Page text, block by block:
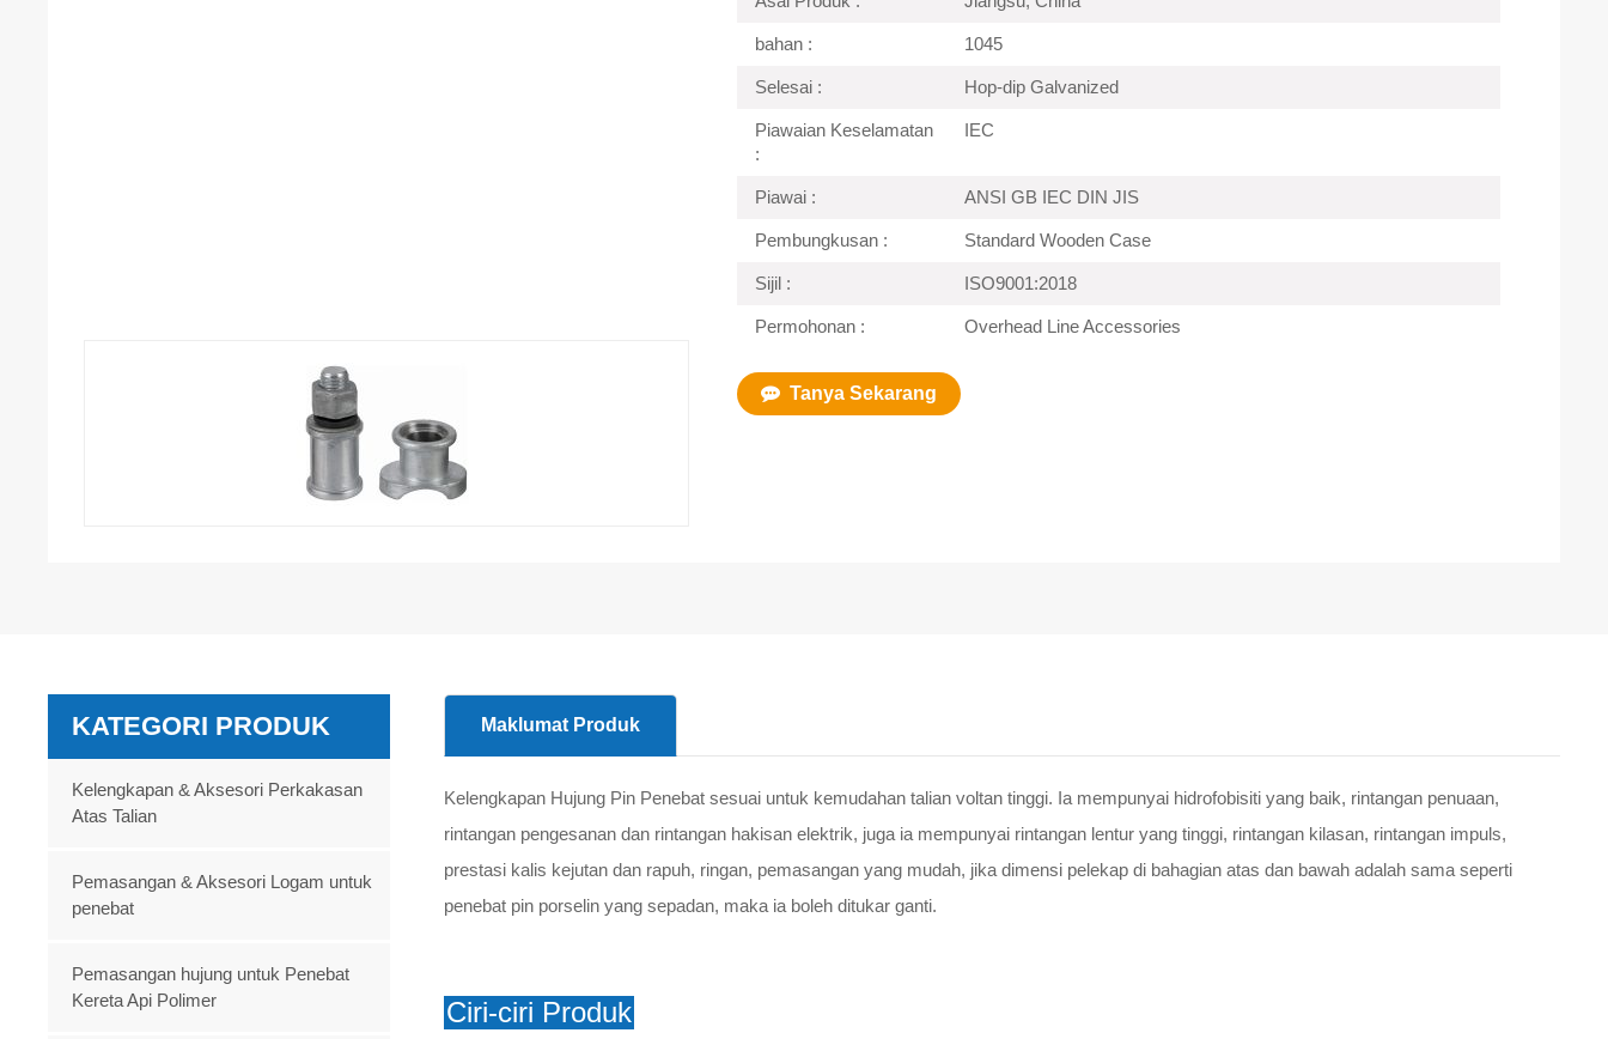
bahan : 1045
Selesai : Hop-dip Galvanized
Piawaian Keselamatan
:
IEC
Piawai : ANSI GB IEC DIN JIS
Pembungkusan : Standard Wooden Case
Sijil : ISO9001:2018
Permohonan : Overhead Line Accessories
Tanya Sekarang
Maklumat Produk
Kelengkapan Hujung Pin Penebat sesuai untuk kemudahan talian voltan tinggi. Ia mempunyai hidrofobisiti yang baik, rintangan penuaan,
rintangan pengesanan dan rintangan hakisan elektrik, juga ia mempunyai rintangan lentur yang tinggi, rintangan kilasan, rintangan impuls,
prestasi kalis kejutan dan rapuh, ringan, pemasangan yang mudah, jika dimensi pelekap di bahagian atas dan bawah adalah sama seperti
penebat pin porselin yang sepadan, maka ia boleh ditukar ganti.
Ciri-ciri Produk
KATEGORI PRODUK
Kelengkapan & Aksesori Perkakasan
Atas Talian
Pemasangan & Aksesori Logam untuk
penebat
Pemasangan hujung untuk Penebat
Kereta Api Polimer